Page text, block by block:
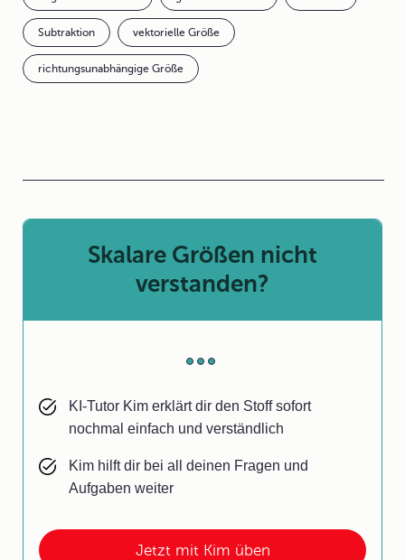
Subtraktion vektorielle Größe
richtungsunabhängige Größe
Jetzt mit Kim üben
Skalare Größen nicht
verstanden?
KI-Tutor Kim erklärt dir den Stoff sofort
nochmal einfach und verständlich
Kim hilft dir bei all deinen Fragen und
Aufgaben weiter